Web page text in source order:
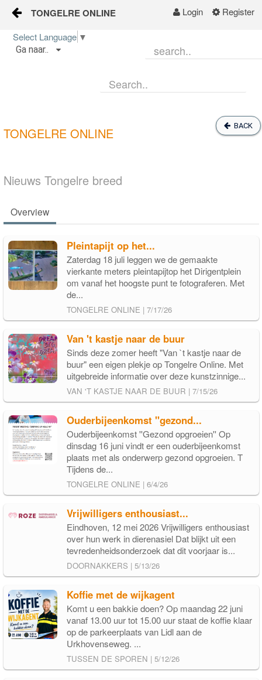
Skip to Content
Login Register
TONGELRE ONLINE
Start
Nieuws
Ga naar..
TONGELRE ONLINE BACK
Nieuws Tongelre breed
Overview
Pleintapijt op het...
Zaterdag 18 juli leggen we de gemaakte
vierkante meters pleintapijtop het Dirigentplein
om vanaf het hoogste punt te fotograferen. Met
de...
TONGELRE ONLINE | 7/17/26
Van 't kastje naar de buur
Sinds deze zomer heeft "Van `t kastje naar de
buur" een eigen plekje op Tongelre Online. Met
uitgebreide informatie over deze kunstzinnige...
VAN 'T KASTJE NAAR DE BUUR | 7/15/26
Ouderbijeenkomst ''gezond...
Ouderbijeenkomst ''Gezond opgroeien'' Op
dinsdag 16 juni vindt er een ouderbijeenkomst
plaats met als onderwerp gezond opgroeien. T
Tijdens de...
TONGELRE ONLINE | 6/4/26
Vrijwilligers enthousiast...
Eindhoven, 12 mei 2026 Vrijwilligers enthousiast
over hun werk in dierenasiel Dat blijkt uit een
tevredenheidsonderzoek dat dit voorjaar is...
DOORNAKKERS | 5/13/26
Koffie met de wijkagent
Komt u een bakkie doen? Op maandag 22 juni
vanaf 13.00 uur tot 15.00 uur staat de koffie klaar
op de parkeerplaats van Lidl aan de
Urkhovenseweg. ...
TUSSEN DE SPOREN | 5/12/26
Select Language ▼